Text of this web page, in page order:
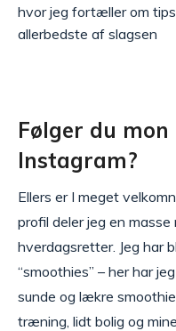
hvor jeg fortæller om
allerbedste af slagsen
Følger du
Instagram?
Ellers er I meget
profil deler jeg en masse
hverdagsretter. Jeg har
“smoothies” – her har
sunde og lækre
træning, lidt bolig og